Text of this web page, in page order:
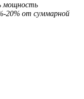
мощность
20% от суммарной